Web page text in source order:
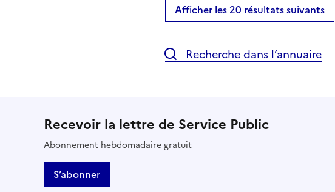
Afficher les 20 résultats suivants
Recherche dans l’annuaire
Recevoir la lettre de Service Public
Abonnement hebdomadaire gratuit
S’abonner